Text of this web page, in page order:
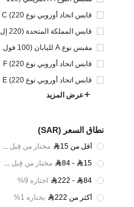
قابس اتحاد أوروبي نوع C (220
قابس المملكة المتحدة (220 إل
مقبس نوع A لليابان (100 فول
قابس اتحاد أوروبي نوع F (220
قابس اتحاد أوروبي نوع E (220
إلى 240 فولت)عرض المزيد
نطاق السعر (SAR)
أقل من 15 مختار من قِبل 30%
84 - 15 مختار من قِبل 60%
222 - 84 اختاره 9%
أكثر من 222 يختاره 1%